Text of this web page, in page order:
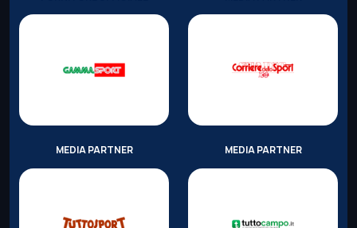
MEDIA PARTNER MEDIA PARTNER